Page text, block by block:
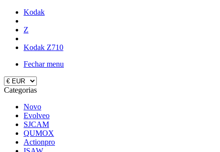
Kodak
Z
Kodak Z710
Fechar menu
Categorias
Novo
Evolveo
SJCAM
QUMOX
Actionpro